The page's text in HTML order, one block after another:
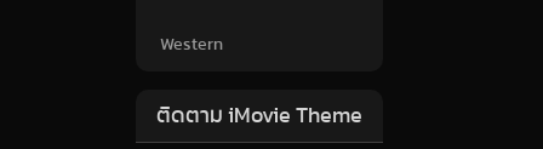
Western
ติดตาม iMovie Theme